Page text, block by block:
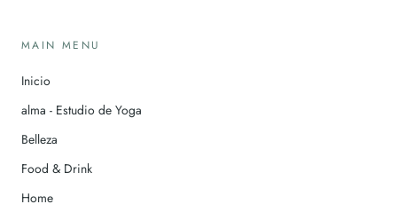
MAIN MENU
Inicio
alma - Estudio de Yoga
Belleza
Food & Drink
Home